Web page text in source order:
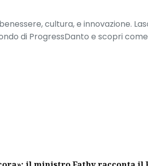
cultura, e innovazione.
di ProgressDanto e scopri